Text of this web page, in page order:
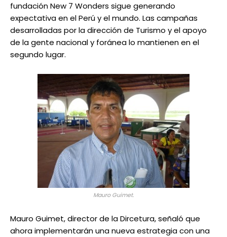
fundación New 7 Wonders sigue generando
expectativa en el Perú y el mundo. Las campañas
desarrolladas por la dirección de Turismo y el apoyo
de la gente nacional y foránea lo mantienen en el
segundo lugar.
Mauro Guimet.
Mauro Guimet, director de la Dircetura, señaló que
ahora implementarán una nueva estrategia con una